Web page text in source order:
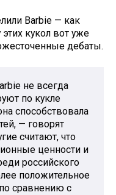
Barbie — как
кукол вот уже
дебаты.
не всегда
по кукле
способствовала
— говорят
считают, что
ценности и
российского
положительное
сравнению с